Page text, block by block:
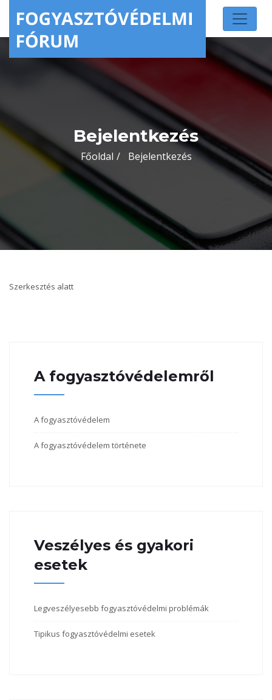
Bejelentkezés
Főoldal Bejelentkezés
Szerkesztés alatt
A fogyasztóvédelemről
A fogyasztóvédelem
A fogyasztóvédelem története
Veszélyes és gyakori
esetek
Legveszélyesebb fogyasztóvédelmi problémák
Tipikus fogyasztóvédelmi esetek